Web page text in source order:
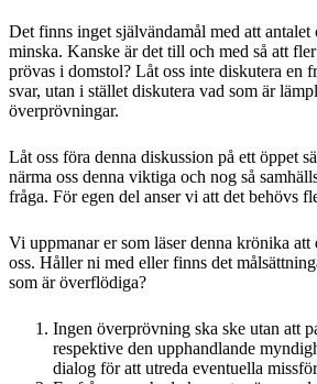
Det finns inget självändamål med att
minska. Kanske är det till och med så att
prövas i domstol? Låt oss inte diskutera en
svar, utan i stället diskutera vad som är
överprövningar.
Låt oss föra denna diskussion på ett öppet
närma oss denna viktiga och nog så
fråga. För egen del anser vi att det behövs
Vi uppmanar er som läser denna krönika att
oss. Håller ni med eller finns det
som är överflödiga?
Ingen överprövning ska ske utan att
respektive den upphandlande
dialog för att utreda eventuella